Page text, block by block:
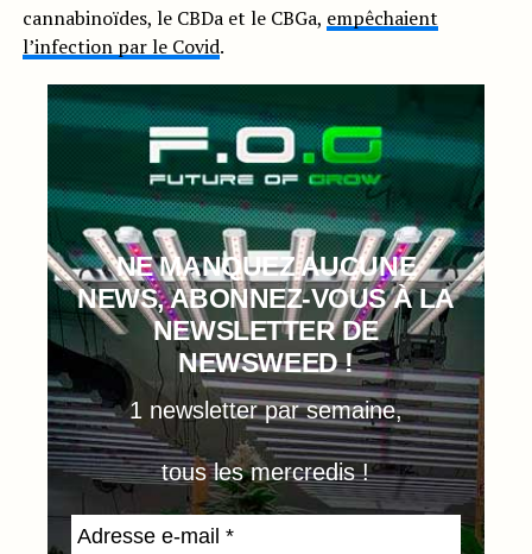
cannabinoïdes, le CBDa et le CBGa, empêchaient
l’infection par le Covid.
NE MANQUEZ AUCUNE
NEWS, ABONNEZ-VOUS À LA
NEWSLETTER DE
NEWSWEED !
1 newsletter par semaine,
tous les mercredis !